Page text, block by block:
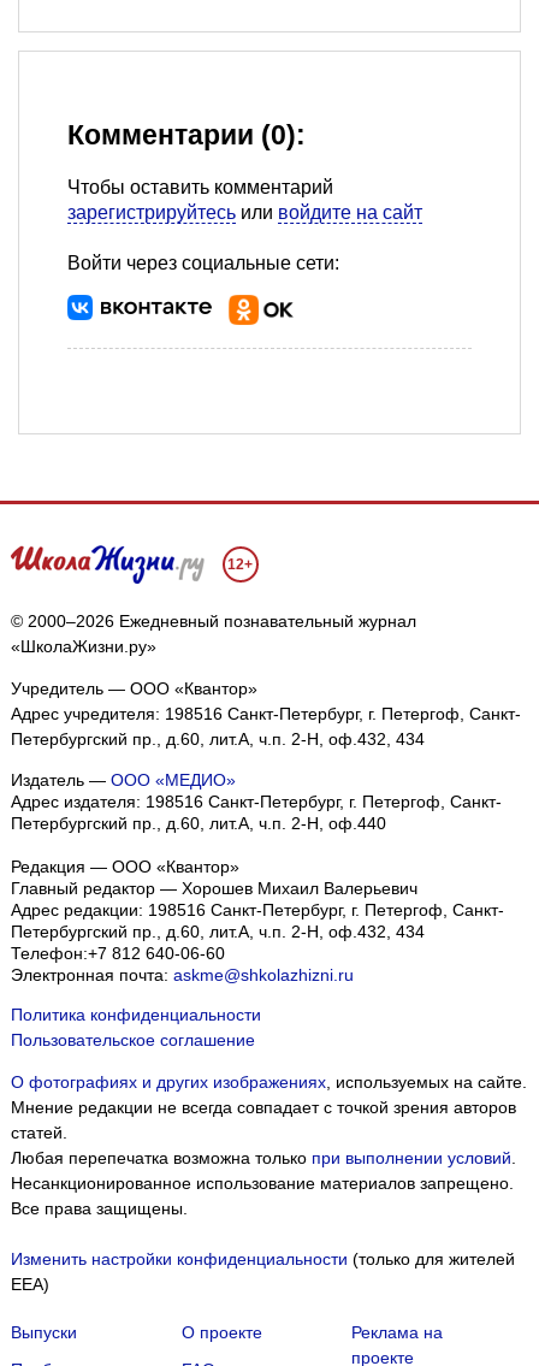
Комментарии (0):
Чтобы оставить комментарий
зарегистрируйтесь или войдите на сайт
Войти через социальные сети:
12+
© 2000–2026 Ежедневный познавательный журнал
«ШколаЖизни.ру»
Учредитель — ООО «Квантор»
Адрес учредителя: 198516 Санкт-Петербург, г. Петергоф, Санкт-
Петербургский пр., д.60, лит.А, ч.п. 2-Н, оф.432, 434
Издатель — ООО «МЕДИО»
Адрес издателя: 198516 Санкт-Петербург, г. Петергоф, Санкт-
Петербургский пр., д.60, лит.А, ч.п. 2-Н, оф.440
Редакция — ООО «Квантор»
Главный редактор — Хорошев Михаил Валерьевич
Адрес редакции: 198516 Санкт-Петербург, г. Петергоф, Санкт-
Петербургский пр., д.60, лит.А, ч.п. 2-Н, оф.432, 434
Телефон:+7 812 640-06-60
Электронная почта: askme@shkolazhizni.ru
Политика конфиденциальности
Пользовательское соглашение
О фотографиях и других изображениях, используемых на сайте.
Мнение редакции не всегда совпадает с точкой зрения авторов
статей.
Любая перепечатка возможна только при выполнении условий.
Несанкционированное использование материалов запрещено.
Все права защищены.
Изменить настройки конфиденциальности (только для жителей
EEA)
Выпуски
О проекте
Реклама на
проекте